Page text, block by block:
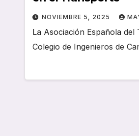
NOVIEMBRE 5, 2025
La Asociación Española
Colegio de Ingenieros de